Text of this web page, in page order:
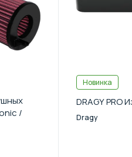
/
Новинка
DRAGY PRO
Dragy